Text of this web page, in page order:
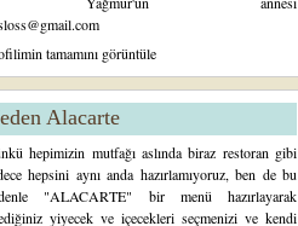
tamamını görüntüle
Alacarte
hepimizin mutfağı aslında biraz restoran gibi
hepsini aynı anda hazırlamıyoruz, ben de bu
"ALACARTE" bir menü hazırlayarak
yiyecek ve içecekleri seçmenizi ve kendi